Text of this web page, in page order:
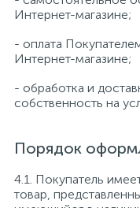
Интернет-магазине;
- оплата
Интернет-магазине;
- обработка и
собственность на
Порядок
4.1. Покупатель
товар,